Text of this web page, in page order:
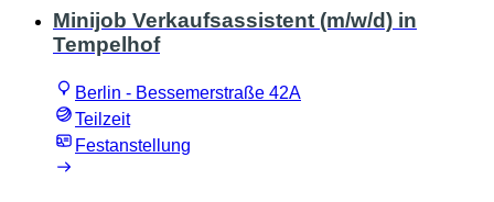
Minijob Verkaufsassistent (m/w/d) in
Tempelhof
Berlin - Bessemerstraße 42A
Teilzeit
Festanstellung